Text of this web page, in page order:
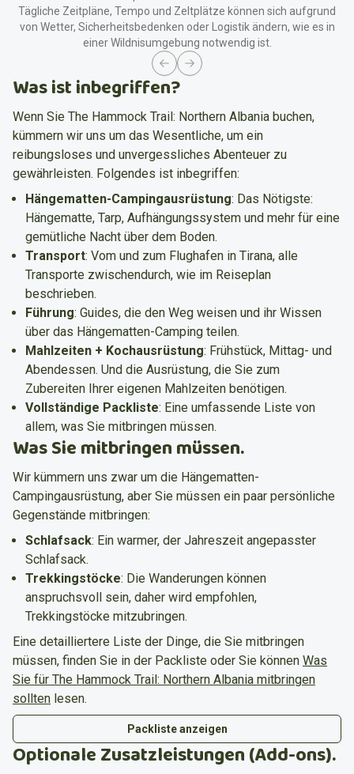
anzusehen.
Nachmittag
spätestens um 17:00 Uhr
(TIA) abgeholt; falls du schon in Tirana bist, erfolgt die
zum Hotel in Shkoder, wo du deinen Guide und deine
Mitabenteurer triffst.
Mahlzeiten
Abendessen im Hotel.
Unterkunft
Geteiltes Hotelzimmer in Shkoder.
Tägliche Zeitpläne, Tempo und Zeltplätze können sich aufgrund
von Wetter, Sicherheitsbedenken oder Logistik ändern, wie es in
einer Wildnisumgebung notwendig ist.
Previous slide
Next slide
Was ist inbegriffen?
Wenn Sie The Hammock Trail: Northern Albania buchen,
kümmern wir uns um das Wesentliche, um ein
reibungsloses und unvergessliches Abenteuer zu
gewährleisten. Folgendes ist inbegriffen:
Hängematten-Campingausrüstung: Das Nötigste:
Hängematte, Tarp, Aufhängungssystem und mehr für eine
gemütliche Nacht über dem Boden.
Transport: Vom und zum Flughafen in Tirana, alle
Transporte zwischendurch, wie im Reiseplan
beschrieben.
Führung: Guides, die den Weg weisen und ihr Wissen
über das Hängematten-Camping teilen.
Mahlzeiten + Kochausrüstung: Frühstück, Mittag- und
Abendessen. Und die Ausrüstung, die Sie zum
Zubereiten Ihrer eigenen Mahlzeiten benötigen.
Vollständige Packliste: Eine umfassende Liste von
allem, was Sie mitbringen müssen.
Was Sie mitbringen müssen.
Wir kümmern uns zwar um die Hängematten-
Campingausrüstung, aber Sie müssen ein paar persönliche
Gegenstände mitbringen:
Schlafsack: Ein warmer, der Jahreszeit angepasster
Schlafsack.
Trekkingstöcke: Die Wanderungen können
anspruchsvoll sein, daher wird empfohlen,
Trekkingstöcke mitzubringen.
Eine detailliertere Liste der Dinge, die Sie mitbringen
müssen, finden Sie in der Packliste oder Sie können Was
Sie für The Hammock Trail: Northern Albania mitbringen
sollten lesen.
Packliste anzeigen
Optionale Zusatzleistungen (Add-ons).